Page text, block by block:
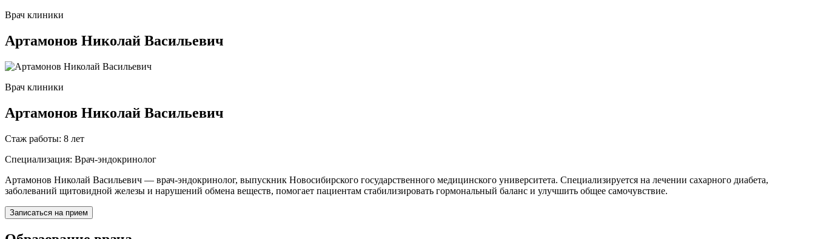
Врач клиники
Артамонов Николай Васильевич
Врач клиники
Артамонов Николай Васильевич
Стаж работы: 8 лет
Специализация: Врач-эндокринолог
Артамонов Николай Васильевич — врач-эндокринолог, выпускник Новосибирского государственного медицинского университета. Специализируется на лечении сахарного диабета,
заболеваний щитовидной железы и нарушений обмена веществ, помогает пациентам стабилизировать гормональный баланс и улучшить общее самочувствие.
Записаться на прием